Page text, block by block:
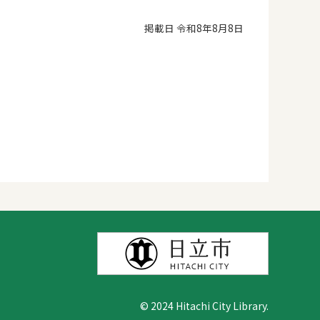
掲載日 令和8年8月8日
© 2024 Hitachi City Library.